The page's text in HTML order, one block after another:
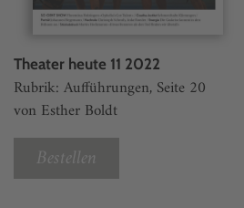
Theater heute 11 2022
Rubrik: Aufführungen, Seite 20
von Esther Boldt
Bestellen